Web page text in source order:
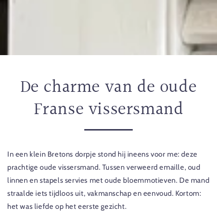
De charme van de oude
Franse vissersmand
In een klein Bretons dorpje stond hij ineens voor me: deze
prachtige oude vissersmand. Tussen verweerd emaille, oud
linnen en stapels servies met oude bloemmotieven. De mand
straalde iets tijdloos uit, vakmanschap en eenvoud. Kortom:
het was liefde op het eerste gezicht.